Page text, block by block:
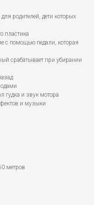
родителей, дети которых
пластика
с помощью педали, которая
срабатывает при убирании
гудка и звук мотора
и музыки
метров